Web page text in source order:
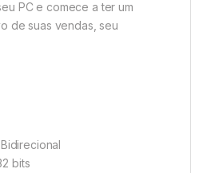
PC e comece a ter um
de suas vendas, seu
bits